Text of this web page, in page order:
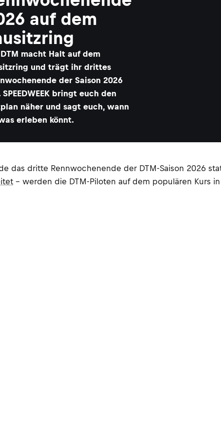
auf dem
macht Halt auf dem
und trägt ihr drittes
der Saison 2026
SPEEDWEEK bringt euch den
näher und sagt euch, wann
erleben könnt.
das dritte Rennwochenende der DTM-Saison 2026
– werden die DTM-Piloten auf dem populären Kurs